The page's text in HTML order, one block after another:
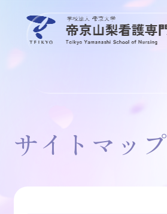
学び・カリキュラム
サイトマップ